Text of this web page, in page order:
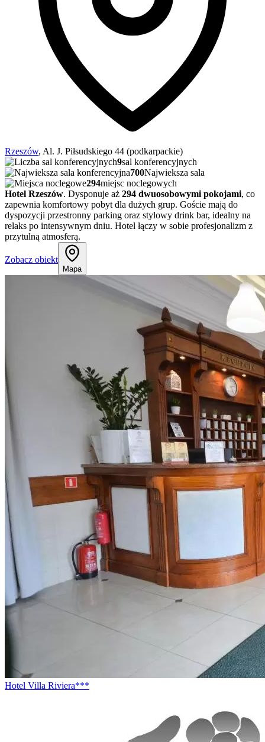
Rzeszów, Al. J. Piłsudskiego 44 (podkarpackie)
9sal konferencyjnych
700Najwieksza sala
294miejsc noclegowych
Hotel Rzeszów. Dysponuje aż 294 dwuosobowymi pokojami, co
zapewnia komfortowy pobyt dla dużych grup. Goście mają do
dyspozycji przestronny parking oraz stylowy drink bar, idealny na
relaks po intensywnym dniu. Hotel łączy w sobie profesjonalizm z
przytulną atmosferą.
Zobacz obiekt
Mapa
Hotel Villa Riviera***